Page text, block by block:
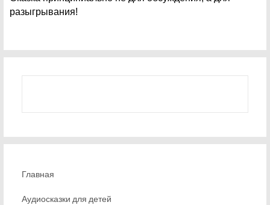
разыгрывания!
Главная
Аудиосказки для детей